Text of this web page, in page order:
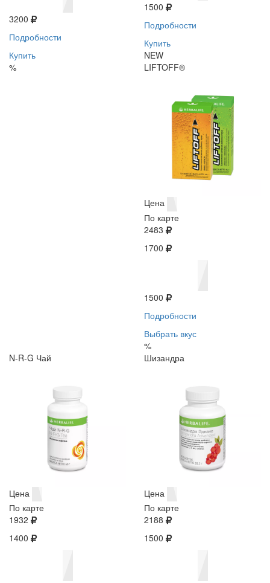
3200
Подробности
Купить
%
1500
Подробности
Купить
NEW
LIFTOFF®
Цена
По карте
2483
1700
1500
Подробности
Выбрать вкус
%
N-R-G Чай
Цена
По карте
1932
1400
Шизандра
Цена
По карте
2188
1500